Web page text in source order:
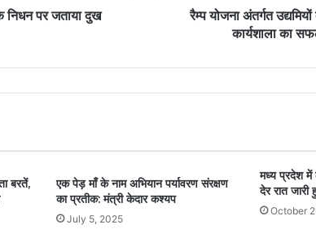
निधन पर जताया दुख
रैम्प योजना अंतर्गत
कार्यशाला का
बरतें,
एक पेड़ माँ के नाम अभियान पर्यावरण संरक्षण
का प्रतीक: मंत्री केदार कश्यप
July 5, 2025
मध्य प्रदेश में
देर रात जारी
October